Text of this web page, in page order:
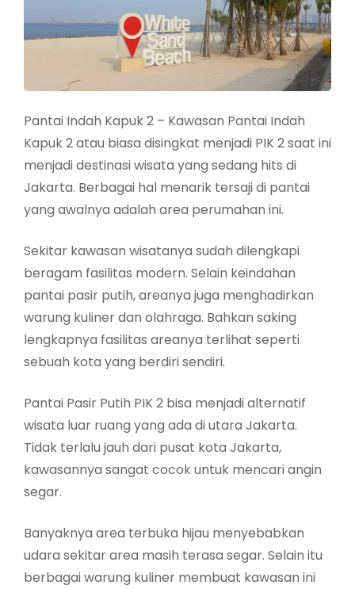
Pantai Indah Kapuk 2 – Kawasan Pantai Indah
Kapuk 2 atau biasa disingkat menjadi PIK 2 saat ini
menjadi destinasi wisata yang sedang hits di
Jakarta. Berbagai hal menarik tersaji di pantai
yang awalnya adalah area perumahan ini.
Sekitar kawasan wisatanya sudah dilengkapi
beragam fasilitas modern. Selain keindahan
pantai pasir putih, areanya juga menghadirkan
warung kuliner dan olahraga. Bahkan saking
lengkapnya fasilitas areanya terlihat seperti
sebuah kota yang berdiri sendiri.
Pantai Pasir Putih PIK 2 bisa menjadi alternatif
wisata luar ruang yang ada di utara Jakarta.
Tidak terlalu jauh dari pusat kota Jakarta,
kawasannya sangat cocok untuk mencari angin
segar.
Banyaknya area terbuka hijau menyebabkan
udara sekitar area masih terasa segar. Selain itu
berbagai warung kuliner membuat kawasan ini